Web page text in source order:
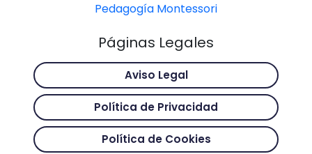
Pedagogía Montessori
Páginas Legales
Aviso Legal
Política de Privacidad
Política de Cookies